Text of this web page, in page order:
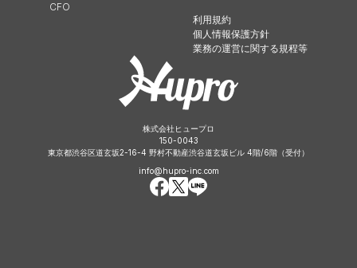
CFO
利用規約
個人情報保護方針
業務の運営に関する規程等
株式会社ヒュープロ
150-0043
東京都渋谷区道玄坂2-16-4 野村不動産渋谷道玄坂ビル 4階/6階（受付）
info@hupro-inc.com